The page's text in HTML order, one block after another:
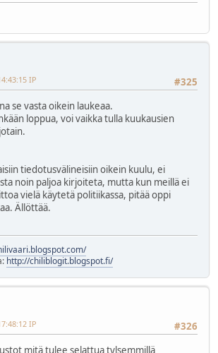
#325
IP
se vasta oikein laukeaa.
loppua, voi vaikka tulla kuukausien
tiedotusvälineisiin oikein kuulu, ei
noin paljoa kirjoiteta, mutta kun meillä ei
vielä käytetä politiikassa, pitää oppi
Ällöttää.
http://chiliblogit.blogspot.fi/
#326
IP
mitä tulee selattua tylsemmillä